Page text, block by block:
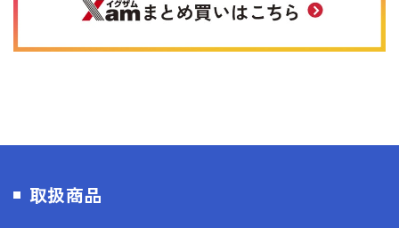
取扱商品